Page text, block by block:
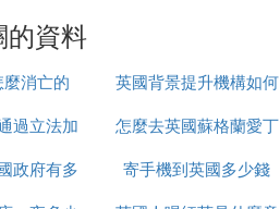
資料
消亡的
英國背景提升機構如何
辦理
過立法加
保障
怎麼去英國蘇格蘭愛丁
堡
政府有多
寄手機到英國多少錢